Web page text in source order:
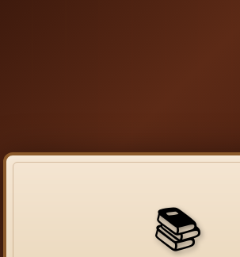
📚